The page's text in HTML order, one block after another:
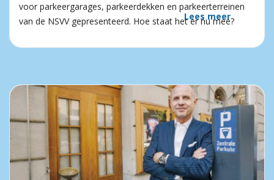
voor parkeergarages, parkeerdekken en parkeerterreinen
van de NSVV gepresenteerd. Hoe staat het er nu mee?
Lees meer